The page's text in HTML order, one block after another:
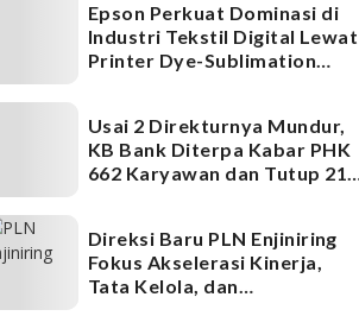
Epson Perkuat Dominasi di
Industri Tekstil Digital Lewat
Printer Dye-Sublimation
Usai 2 Direkturnya Mundur,
KB Bank Diterpa Kabar PHK
662 Karyawan dan Tutup 21
Direksi Baru PLN Enjiniring
Fokus Akselerasi Kinerja,
Tata Kelola, dan